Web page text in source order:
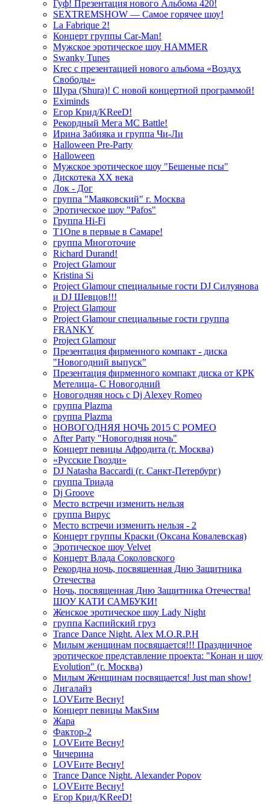
Гуф! Презентация нового Альбома 420!
SEXTREMSHOW — Самое горячее шоу!
La Fabrique 2!
Концерт группы Car-Man!
Мужское эротическое шоу HAMMER
Swanky Tunes
Krec с презентацией нового альбома «Воздух
Свободы»
Шура (Shura)! С новой концертной программой!
Eximinds
Егор Крид/KReeD!
Рекордный Мега МС Battle!
Ирина Забияка и группа Чи-Ли
Halloween Pre-Party
Halloween
Мужское эротическое шоу "Бешеные псы"
Дискотека ХХ века
Лок - Дог
группа "Маяковский" г. Москва
Эротическое шоу "Pafos"
Группа Hi-Fi
T1One в первые в Самаре!
группа Многоточие
Richard Durand!
Project Glamour
Kristina Si
Project Glamour специальные гости DJ Силуянова
и DJ Шевцов!!!
Project Glamour
Project Glamour специальные гости группа
FRANKY
Project Glamour
Презентация фирменного компакт - диска
"Новогодний выпуск"
Презентация фирменного компакт диска от КРК
Метелица- С Новогодний
Новогодняя нось с Dj Alexey Romeo
группа Plazma
группа Plazma
НОВОГОДНЯЯ НОЧЬ 2015 C РОМЕО
After Party "Новогодняя ночь"
Концерт певицы Афродита (г. Москва)
«Русские Гвозди»
DJ Natasha Baccardi (г. Санкт-Петербург)
группа Триада
Dj Groove
Место встречи изменить нельзя
группа Вирус
Место встречи изменить нельзя - 2
Концерт группы Краски (Оксана Ковалевская)
Эротическое шоу Velvet
Концерт Влада Соколовского
Рекордна ночь, посвященная Дню Защитника
Отечества
Ночь, посвященная Дню Защитника Отечества!
ШОУ КАТИ САМБУКИ!
Женское эротическое шоу Lady Night
группа Каспийский груз
Trance Dance Night. Alex M.O.R.P.H
Милым женщинам посвящается!!! Праздничное
эротическое представление проекта: "Конан и шоу
Evolution" (г. Москва)
Милым Женщинам посвящается! Just man show!
Лигалайз
LOVEите Весну!
Концерт певицы МакSим
Жара
Фактор-2
LOVEите Весну!
Чичерина
LOVEите Весну!
Trance Dance Night. Alexander Popov
LOVEите Весну!
Егор Крид/KReeD!